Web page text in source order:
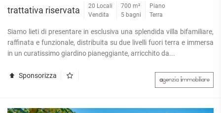
trattativa riservata
20 Locali
Vendita
700 m²
5 bagni
Piano
Terra
Siamo lieti di presentare in esclusiva una splendida villa bifamiliare,
raffinata e funzionale, distribuita su due livelli fuori terra e immersa
in un curatissimo giardino pianeggiante, arricchito da...
Sponsorizza